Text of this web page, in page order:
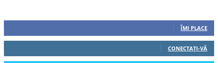
ÎMI PLACE
CONECTAȚI-VĂ